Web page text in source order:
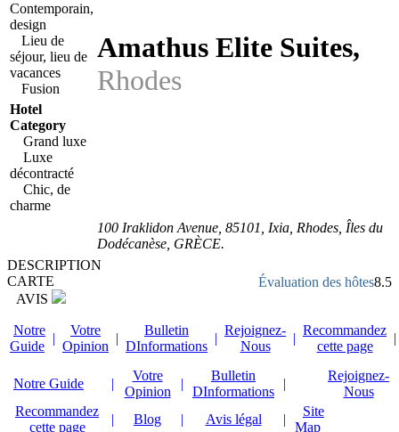
Contemporain,
design
Lieu de
séjour, lieu de
vacances
Fusion
Hotel
Category
Grand luxe
Luxe
décontracté
Chic, de
charme
Amathus Elite Suites,
Rhodes
100 Iraklidon Avenue 85101 , Ixia, Rhodes Îles du
Dodécanèse GRÈCE.
Évaluation des hôtes8.5
DESCRIPTION
CARTE
AVIS
Notre
Guide
|
Votre
Opinion
|
Bulletin
DInformations
|
Rejoignez-
Nous
|
Recommandez
cette page
|
Notre Guide |
Votre
Opinion
|
Bulletin
DInformations
|
Rejoignez-
Nous
Recommandez
cette page
| Blog | Avis légal |
Site
Map